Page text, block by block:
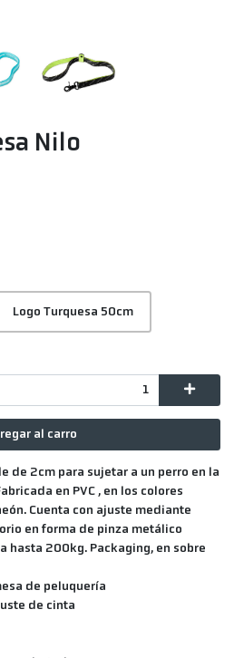
Nilo
Logo Turquesa 50cm
al carro
de 2cm para sujetar a un perro en la
en PVC , en los colores
Cuenta con ajuste mediante
en forma de pinza metálico
hasta 200kg. Packaging, en sobre
de peluquería
de cinta